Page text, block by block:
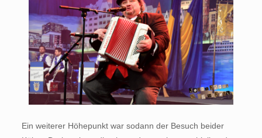
Ein weiterer Höhepunkt war sodann der Besuch beider